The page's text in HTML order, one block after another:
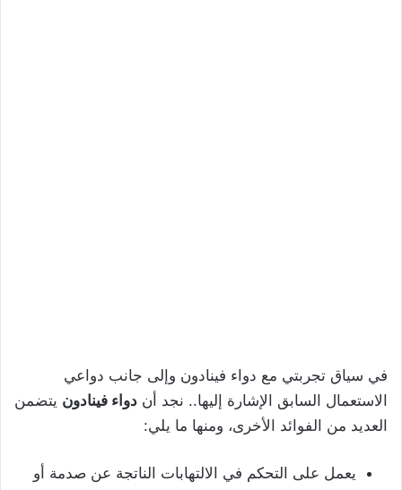
في سياق تجربتي مع دواء فينادون وإلى جانب دواعي
الاستعمال السابق الإشارة إليها.. نجد أن دواء فينادون يتضمن
العديد من الفوائد الأخرى، ومنها ما يلي:
يعمل على التحكم في الالتهابات الناتجة عن صدمة أو